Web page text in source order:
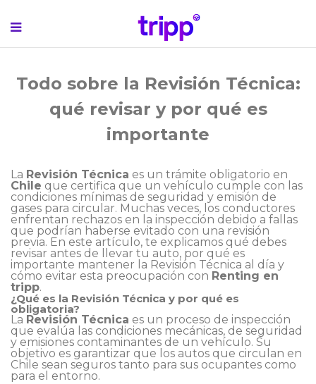
Todo sobre la Revisión Técnica:
qué revisar y por qué es
importante
La Revisión Técnica es un trámite obligatorio en
Chile que certifica que un vehículo cumple con las
condiciones mínimas de seguridad y emisión de
gases para circular. Muchas veces, los conductores
enfrentan rechazos en la inspección debido a fallas
que podrían haberse evitado con una revisión
previa. En este artículo, te explicamos qué debes
revisar antes de llevar tu auto, por qué es
importante mantener la Revisión Técnica al día y
cómo evitar esta preocupación con Renting en
tripp.
¿Qué es la Revisión Técnica y por qué es
obligatoria?
La Revisión Técnica es un proceso de inspección
que evalúa las condiciones mecánicas, de seguridad
y emisiones contaminantes de un vehículo. Su
objetivo es garantizar que los autos que circulan en
Chile sean seguros tanto para sus ocupantes como
para el entorno.